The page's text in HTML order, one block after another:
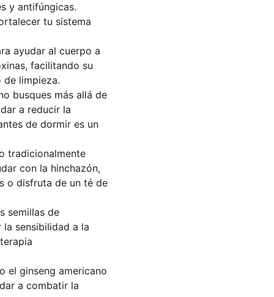
y antifúngicas.
tu sistema
ayudar al cuerpo a
facilitando su
de limpieza.
busques más allá de
a reducir la
de dormir es un
tradicionalmente
con la hinchazón,
o disfruta de un té de
semillas de
sensibilidad a la
el ginseng americano
a combatir la